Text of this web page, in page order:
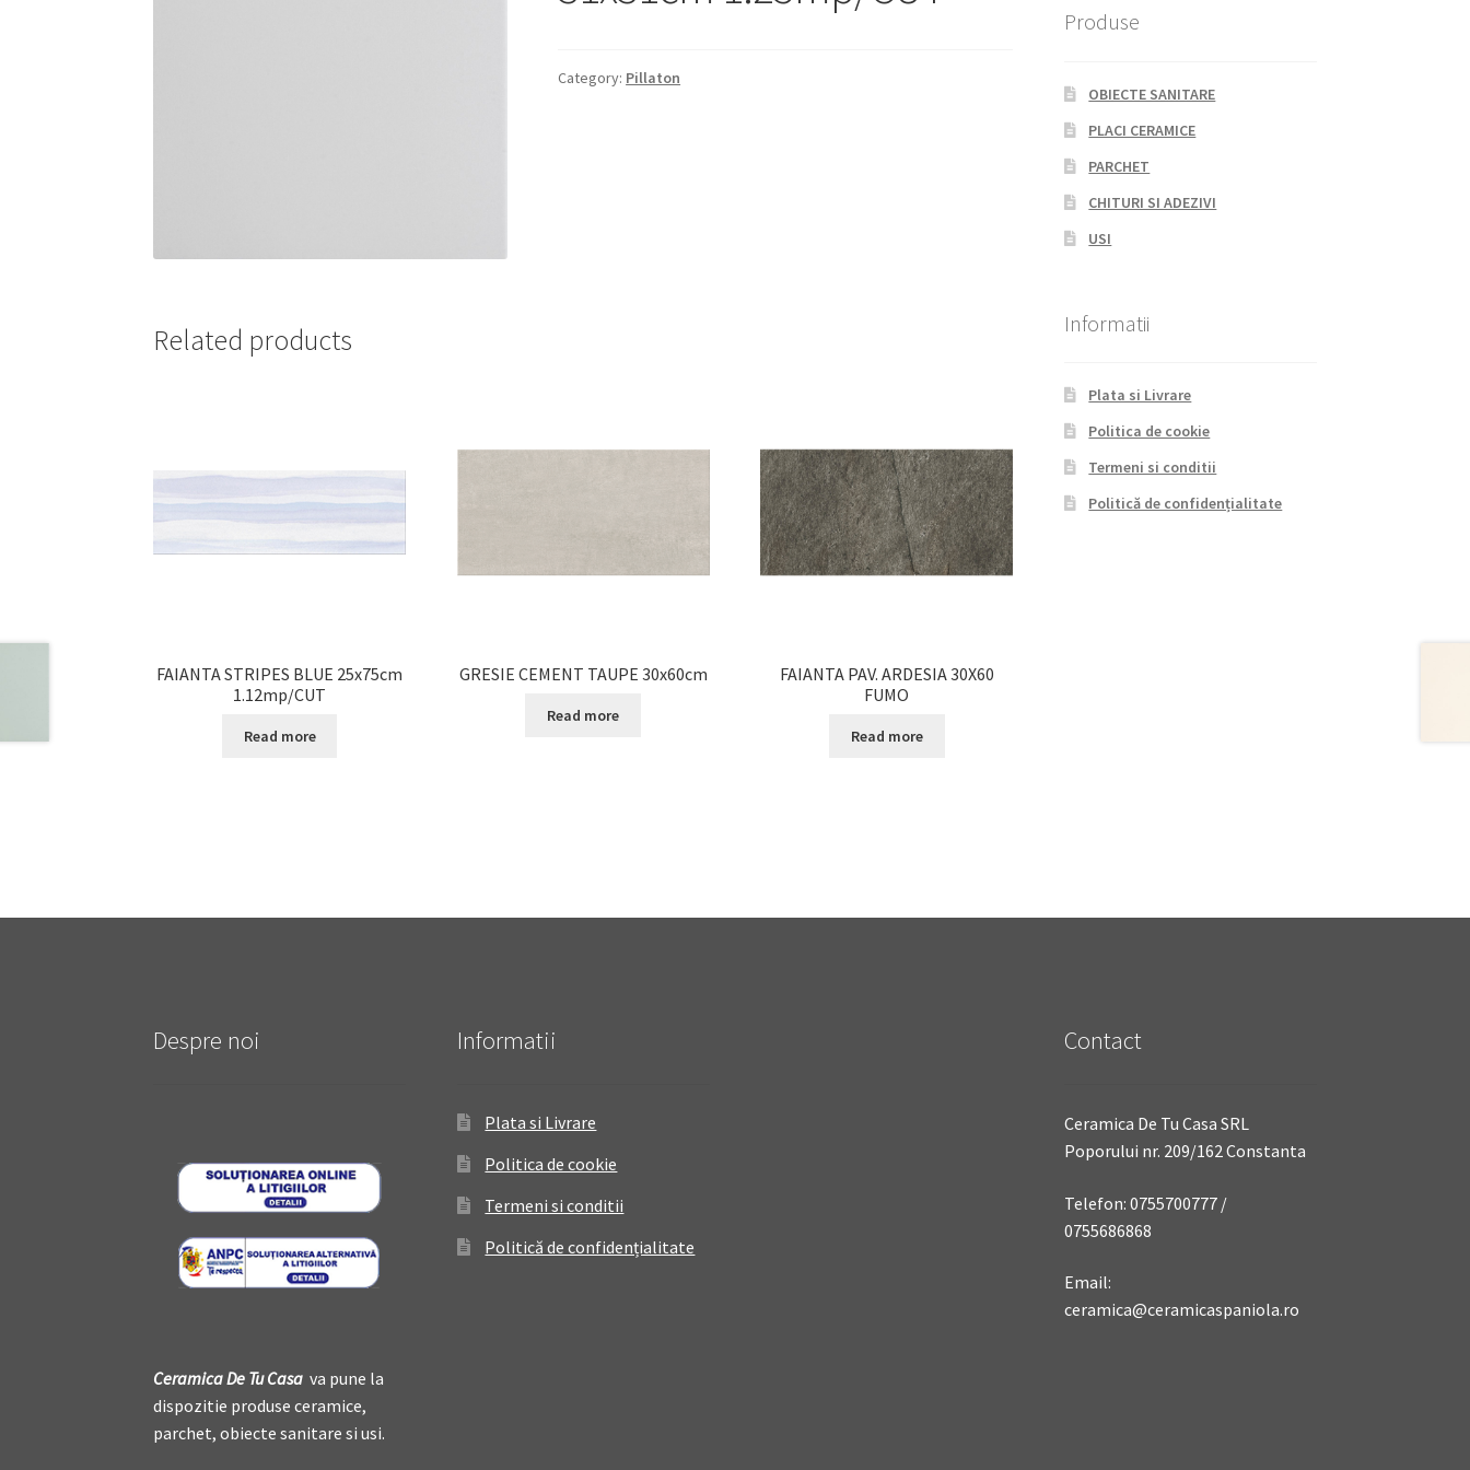
Category: Pillaton
Related products
FAIANTA STRIPES BLUE 25x75cm
1.12mp/CUT
Read more
GRESIE CEMENT TAUPE 30x60cm
Read more
FAIANTA PAV. ARDESIA 30X60
FUMO
Read more
Produse
OBIECTE SANITARE
PLACI CERAMICE
PARCHET
CHITURI SI ADEZIVI
USI
Informatii
Plata si Livrare
Politica de cookie
Termeni si conditii
Politică de confidențialitate
Despre noi
Ceramica De Tu Casa va pune la
dispozitie produse ceramice,
parchet, obiecte sanitare si usi.
Informatii
Plata si Livrare
Politica de cookie
Termeni si conditii
Politică de confidențialitate
Contact
Ceramica De Tu Casa SRL
Poporului nr. 209/162 Constanta
Telefon: 0755700777 /
0755686868
Email:
ceramica@ceramicaspaniola.ro